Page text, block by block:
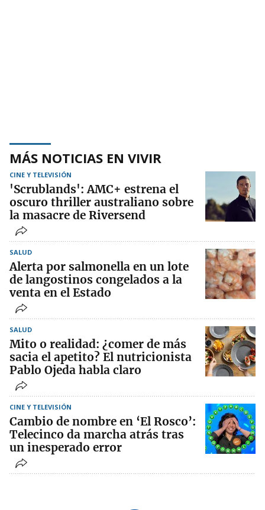
MÁS NOTICIAS EN VIVIR
CINE Y TELEVISIÓN
'Scrublands': AMC+ estrena el
oscuro thriller australiano sobre
la masacre de Riversend
SALUD
Alerta por salmonella en un lote
de langostinos congelados a la
venta en el Estado
SALUD
Mito o realidad: ¿comer de más
sacia el apetito? El nutricionista
Pablo Ojeda habla claro
CINE Y TELEVISIÓN
Cambio de nombre en ‘El Rosco’:
Telecinco da marcha atrás tras
un inesperado error